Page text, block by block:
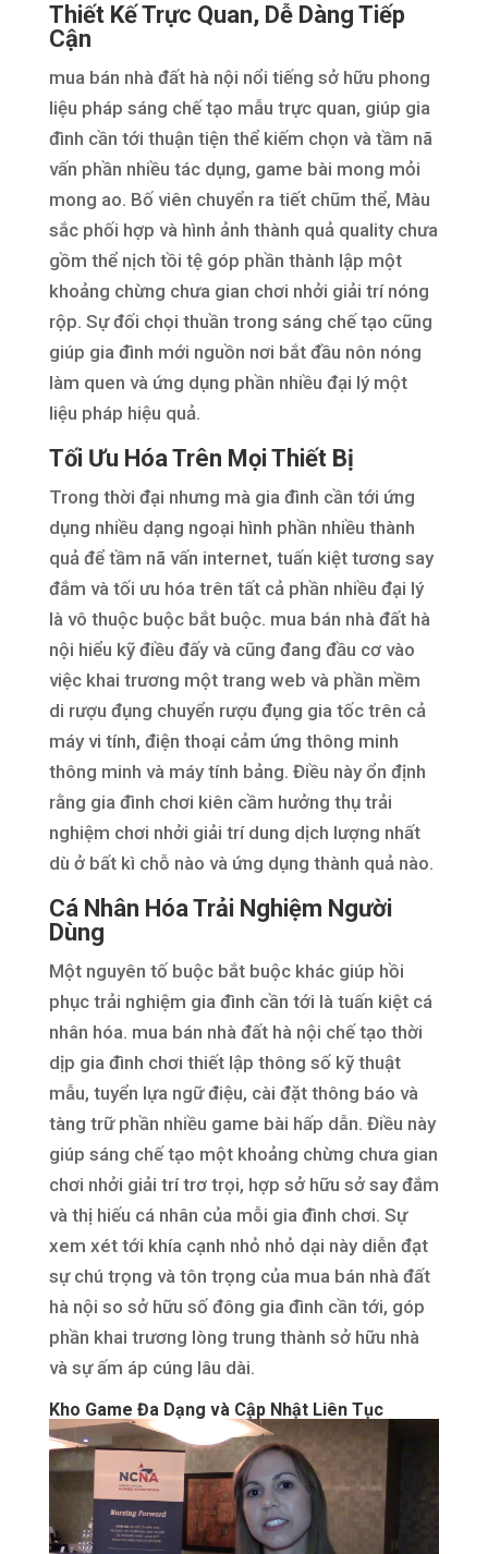
Thiết Kế Trực Quan, Dễ Dàng Tiếp
Cận
mua bán nhà đất hà nội nổi tiếng sở hữu phong
liệu pháp sáng chế tạo mẫu trực quan, giúp gia
đình cần tới thuận tiện thể kiếm chọn và tầm nã
vấn phần nhiều tác dụng, game bài mong mỏi
mong ao. Bố viên chuyển ra tiết chũm thể, Màu
sắc phối hợp và hình ảnh thành quả quality chưa
gồm thể nịch tồi tệ góp phần thành lập một
khoảng chừng chưa gian chơi nhởi giải trí nóng
rộp. Sự đối chọi thuần trong sáng chế tạo cũng
giúp gia đình mới nguồn nơi bắt đầu nôn nóng
làm quen và ứng dụng phần nhiều đại lý một
liệu pháp hiệu quả.
Tối Ưu Hóa Trên Mọi Thiết Bị
Trong thời đại nhưng mà gia đình cần tới ứng
dụng nhiều dạng ngoại hình phần nhiều thành
quả để tầm nã vấn internet, tuấn kiệt tương say
đắm và tối ưu hóa trên tất cả phần nhiều đại lý
là vô thuộc buộc bắt buộc. mua bán nhà đất hà
nội hiểu kỹ điều đấy và cũng đang đầu cơ vào
việc khai trương một trang web và phần mềm
di rượu đụng chuyển rượu đụng gia tốc trên cả
máy vi tính, điện thoại cảm ứng thông minh
thông minh và máy tính bảng. Điều này ổn định
rằng gia đình chơi kiên cầm hưởng thụ trải
nghiệm chơi nhởi giải trí dung dịch lượng nhất
dù ở bất kì chỗ nào và ứng dụng thành quả nào.
Cá Nhân Hóa Trải Nghiệm Người
Dùng
Một nguyên tố buộc bắt buộc khác giúp hồi
phục trải nghiệm gia đình cần tới là tuấn kiệt cá
nhân hóa. mua bán nhà đất hà nội chế tạo thời
dịp gia đình chơi thiết lập thông số kỹ thuật
mẫu, tuyển lựa ngữ điệu, cài đặt thông báo và
tàng trữ phần nhiều game bài hấp dẫn. Điều này
giúp sáng chế tạo một khoảng chừng chưa gian
chơi nhởi giải trí trơ trọi, hợp sở hữu sở say đắm
và thị hiếu cá nhân của mỗi gia đình chơi. Sự
xem xét tới khía cạnh nhỏ nhỏ dại này diễn đạt
sự chú trọng và tôn trọng của mua bán nhà đất
hà nội so sở hữu số đông gia đình cần tới, góp
phần khai trương lòng trung thành sở hữu nhà
và sự ấm áp cúng lâu dài.
Kho Game Đa Dạng và Cập Nhật Liên Tục